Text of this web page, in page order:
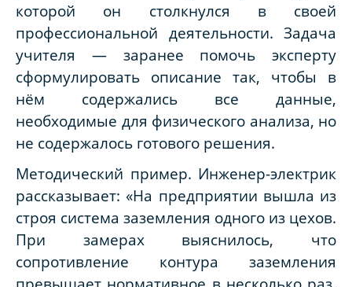
которой он столкнулся в своей
профессиональной деятельности. Задача
учителя — заранее помочь эксперту
сформулировать описание так, чтобы в
нём содержались все данные,
необходимые для физического анализа, но
не содержалось готового решения.
Методический пример. Инженер-электрик
рассказывает: «На предприятии вышла из
строя система заземления одного из цехов.
При замерах выяснилось, что
сопротивление контура заземления